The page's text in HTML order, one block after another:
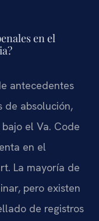
en el
antecedentes
de absolución,
el Va. Code
en el
La mayoría de
pero existen
de registros